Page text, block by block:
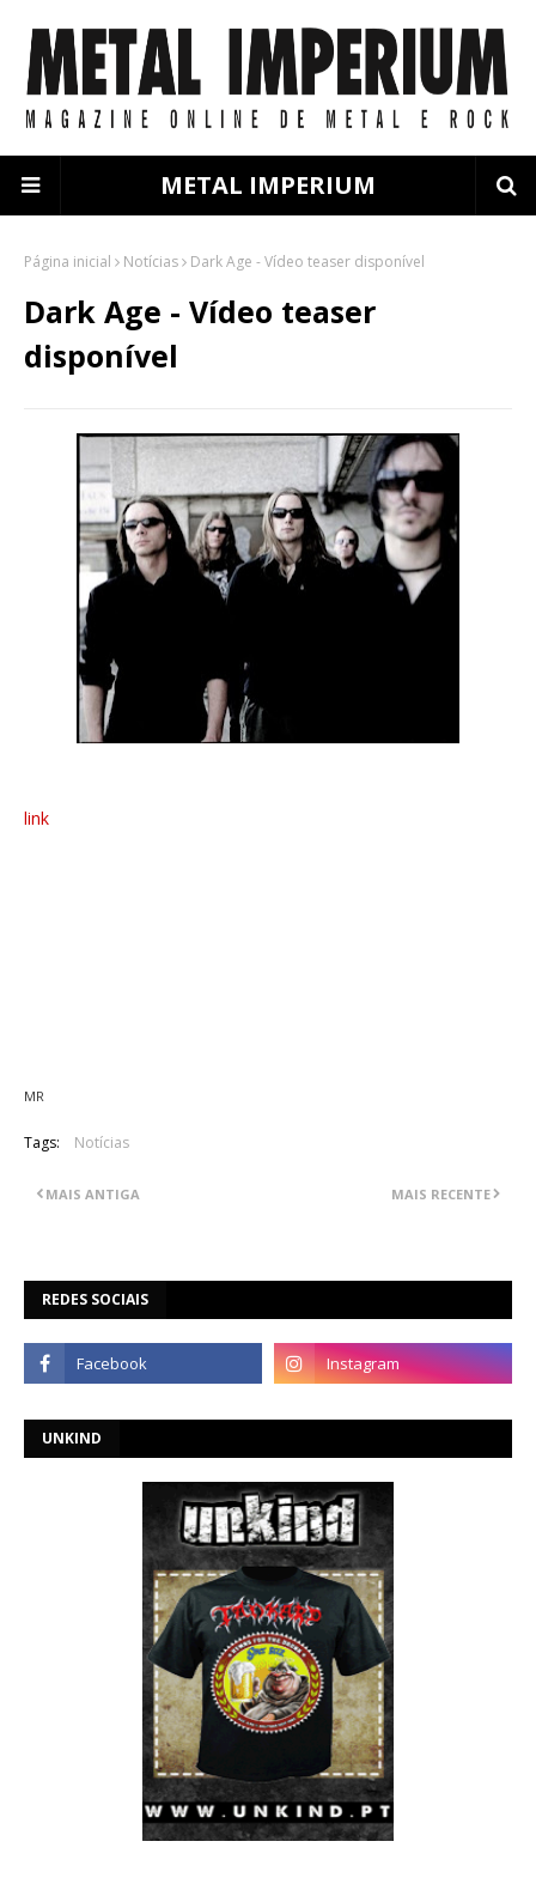
METAL IMPERIUM
Página inicial Notícias Dark Age - Vídeo teaser disponível
Dark Age - Vídeo teaser
disponível
link
MR
Tags: Notícias
MAIS RECENTE
MAIS ANTIGA
REDES SOCIAIS
UNKIND